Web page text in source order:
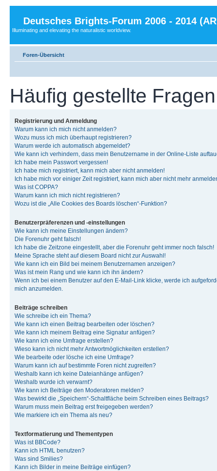
Deutsches Brights-Forum 2006 - 2014
Illuminating and elevating the naturalistic worldview.
Foren-Übersicht
Häufig gestellte Fragen
Registrierung und Anmeldung
Warum kann ich mich nicht anmelden?
Wozu muss ich mich überhaupt registrieren?
Warum werde ich automatisch abgemeldet?
Wie kann ich verhindern, dass mein Benutzername in der Online-Liste
Ich habe mein Passwort vergessen!
Ich habe mich registriert, kann mich aber nicht anmelden!
Ich habe mich vor einiger Zeit registriert, kann mich aber nicht mehr
Was ist COPPA?
Warum kann ich mich nicht registrieren?
Wozu ist die „Alle Cookies des Boards löschen“-Funktion?
Benutzerpräferenzen und -einstellungen
Wie kann ich meine Einstellungen ändern?
Die Forenuhr geht falsch!
Ich habe die Zeitzone eingestellt, aber die Forenuhr geht immer noch falsch!
Meine Sprache steht auf diesem Board nicht zur Auswahl!
Wie kann ich ein Bild bei meinem Benutzernamen anzeigen?
Was ist mein Rang und wie kann ich ihn ändern?
Wenn ich bei einem Benutzer auf den E-Mail-Link klicke, werde ich
mich anzumelden.
Beiträge schreiben
Wie schreibe ich ein Thema?
Wie kann ich einen Beitrag bearbeiten oder löschen?
Wie kann ich meinem Beitrag eine Signatur anfügen?
Wie kann ich eine Umfrage erstellen?
Wieso kann ich nicht mehr Antwortmöglichkeiten erstellen?
Wie bearbeite oder lösche ich eine Umfrage?
Warum kann ich auf bestimmte Foren nicht zugreifen?
Weshalb kann ich keine Dateianhänge anfügen?
Weshalb wurde ich verwarnt?
Wie kann ich Beiträge den Moderatoren melden?
Was bewirkt die „Speichern“-Schaltfläche beim Schreiben eines Beitrags?
Warum muss mein Beitrag erst freigegeben werden?
Wie markiere ich ein Thema als neu?
Textformatierung und Thementypen
Was ist BBCode?
Kann ich HTML benutzen?
Was sind Smilies?
Kann ich Bilder in meine Beiträge einfügen?